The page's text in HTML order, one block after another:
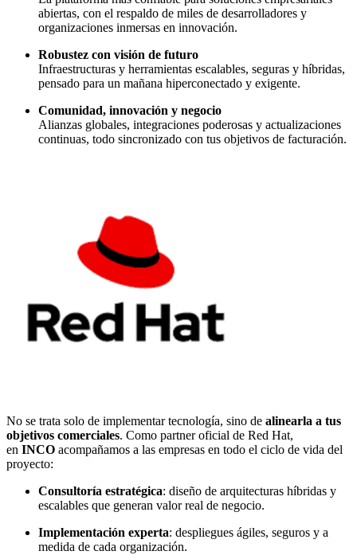
abiertas, con el respaldo de miles de desarrolladores y
organizaciones inmersas en innovación.
Robustez con visión de futuro
Infraestructuras y herramientas escalables, seguras y híbridas,
pensado para un mañana hiperconectado y exigente.
Comunidad, innovación y negocio
Alianzas globales, integraciones poderosas y actualizaciones
continuas, todo sincronizado con tus objetivos de facturación.
No se trata solo de implementar tecnología, sino de alinearla a tus
objetivos comerciales. Como partner oficial de Red Hat,
en INCO acompañamos a las empresas en todo el ciclo de vida del
proyecto:
Consultoría estratégica: diseño de arquitecturas híbridas y
escalables que generan valor real de negocio.
Implementación experta: despliegues ágiles, seguros y a
medida de cada organización.